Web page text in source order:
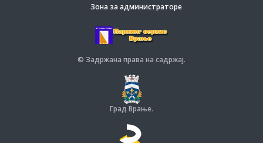
Зона за администраторе
© Задржана права на садржај.
Град Врање.